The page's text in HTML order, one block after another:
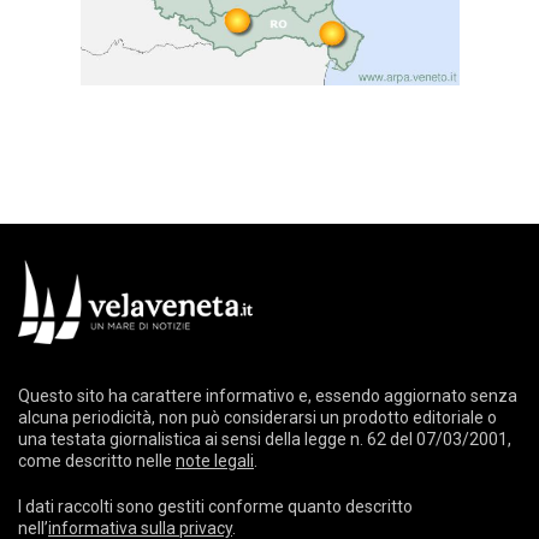
Questo sito ha carattere informativo e, essendo aggiornato senza
alcuna periodicità, non può considerarsi un prodotto editoriale o
una testata giornalistica ai sensi della legge n. 62 del 07/03/2001,
come descritto nelle note legali
I dati raccolti sono gestiti conforme quanto descritto
nell’informativa sulla privacy.